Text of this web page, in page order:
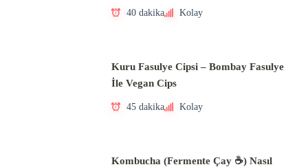
40 dakika Kolay
Kuru Fasulye Cipsi – Bombay Fasulye
İle Vegan Cips
45 dakika Kolay
Kombucha (Fermente Çay ☕) Nasıl